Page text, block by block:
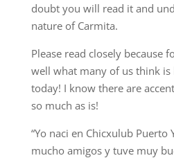
doubt you will read it and
nature of Carmita.
Please read closely because
well what many of us think is
today! I know there are
so much as is!
“Yo naci en Chicxulub Puerto
mucho amigos y tuve muy